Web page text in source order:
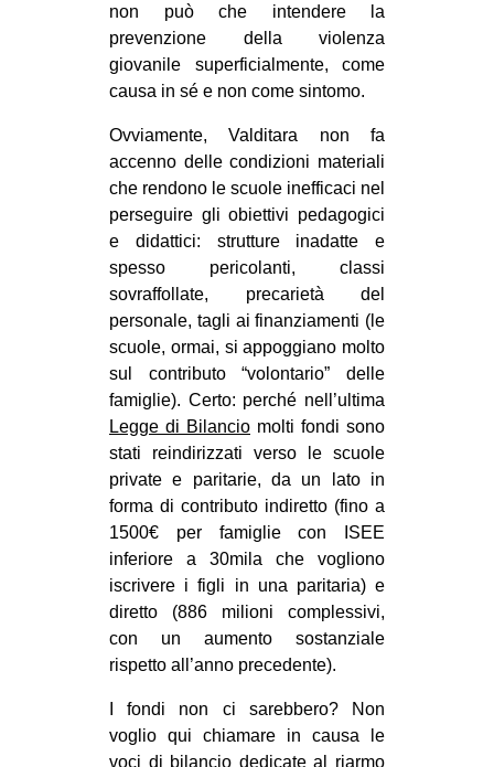
non può che intendere la
prevenzione della violenza
giovanile superficialmente, come
causa in sé e non come sintomo.
Ovviamente, Valditara non fa
accenno delle condizioni materiali
che rendono le scuole inefficaci nel
perseguire gli obiettivi pedagogici
e didattici: strutture inadatte e
spesso pericolanti, classi
sovraffollate, precarietà del
personale, tagli ai finanziamenti (le
scuole, ormai, si appoggiano molto
sul contributo “volontario” delle
famiglie). Certo: perché nell’ultima
Legge di Bilancio molti fondi sono
stati reindirizzati verso le scuole
private e paritarie, da un lato in
forma di contributo indiretto (fino a
1500€ per famiglie con ISEE
inferiore a 30mila che vogliono
iscrivere i figli in una paritaria) e
diretto (886 milioni complessivi,
con un aumento sostanziale
rispetto all’anno precedente).
I fondi non ci sarebbero? Non
voglio qui chiamare in causa le
voci di bilancio dedicate al riarmo